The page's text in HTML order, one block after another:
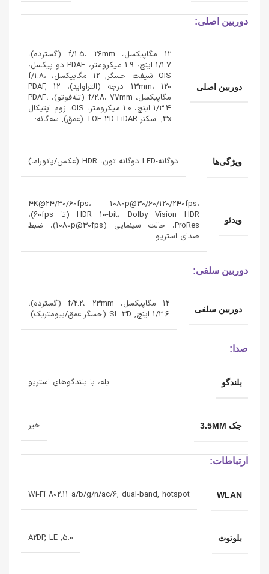
دوربین اصلی:
دوربین اصلی
12 مگاپیکسل، f/1.5، 26mm (گسترده)،
1/1.7 اینچ، 1.9 میکرومتر، PDAF دو پیکسل،
OIS شیفت حسگر, 12 مگاپیکسل، f/1.8،
13mm، 120 درجه (التراواید)، PDAF, 12
مگاپیکسل، f/2.8، 77mm (تله‌فوتو)، PDAF،
1/3.4 اینچ، 1.0 میکرومتر، OIS، زوم اپتیکال
3x, اسکنر TOF 3D LiDAR (عمق), سه‌گانه:
ویژگی‌ها دوگانه-LED دوگانه تون، HDR (عکس/پانوراما)
ویدئو
4K@24/30/60fps، 1080p@30/60/120/240fps،
HDR 10-bit، Dolby Vision HDR (تا 60fps)،
ProRes، حالت سینمایی (1080p@30fps)، ضبط
صدای استریو
دوربین سلفی:
دوربین سلفی
12 مگاپیکسل، f/2.2، 23mm (گسترده)،
1/3.6 اینچ, SL 3D (حسگر عمق/بیومتریک)
صدا:
بلندگو بله، با بلندگوهای استریو
جک 3.5MM خیر
ارتباطات:
WLAN
Wi-Fi 802.11 a/b/g/n/ac/6, dual-band, hotspot
بلوتوث 5.0, A2DP, LE